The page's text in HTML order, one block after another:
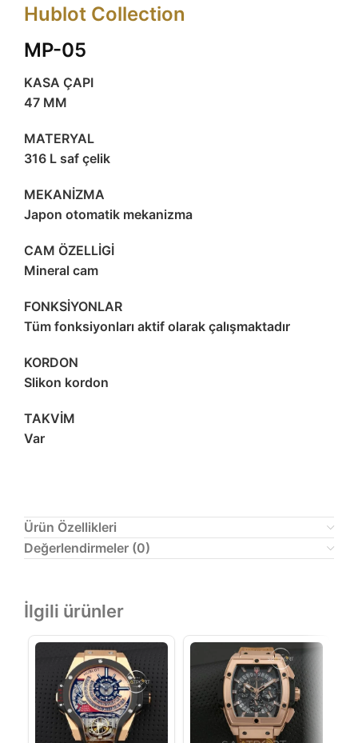
Hublot Collection
MP-05
KASA ÇAPI
47 MM
MATERYAL
316 L saf çelik
MEKANİZMA
Japon otomatik mekanizma
CAM ÖZELLİGİ
Mineral cam
FONKSİYONLAR
Tüm fonksiyonları aktif olarak çalışmaktadır
KORDON
Slikon kordon
TAKVİM
Var
Ürün Özellikleri
Değerlendirmeler (0)
İlgili ürünler